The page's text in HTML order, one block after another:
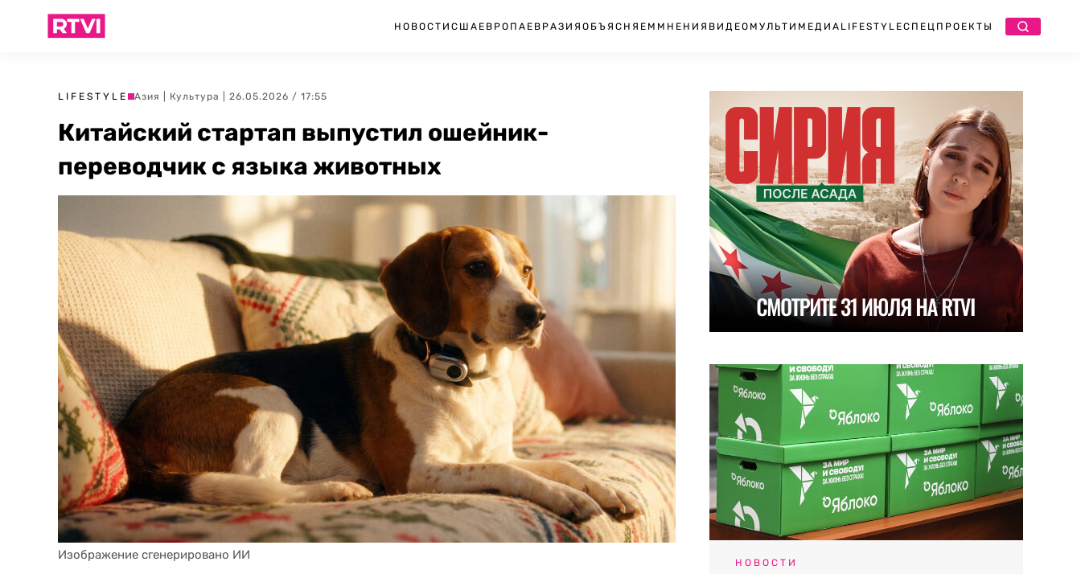
НОВОСТИ США ЕВРОПА ЕВРАЗИЯ ОБЪЯСНЯЕМ МНЕНИЯ ВИДЕО МУЛЬТИМЕДИА LIFESTYLEСПЕЦПРОЕКТЫ
LIFESTYLE Азия Культура | 26.05.2026 / 17:55
Китайский стартап выпустил ошейник-
переводчик с языка животных
Изображение сгенерировано ИИ
НОВОСТИ